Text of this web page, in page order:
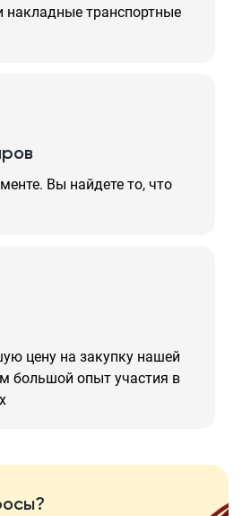
накладные транспортные
Вы найдете то, что
цену на закупку нашей
большой опыт участия в